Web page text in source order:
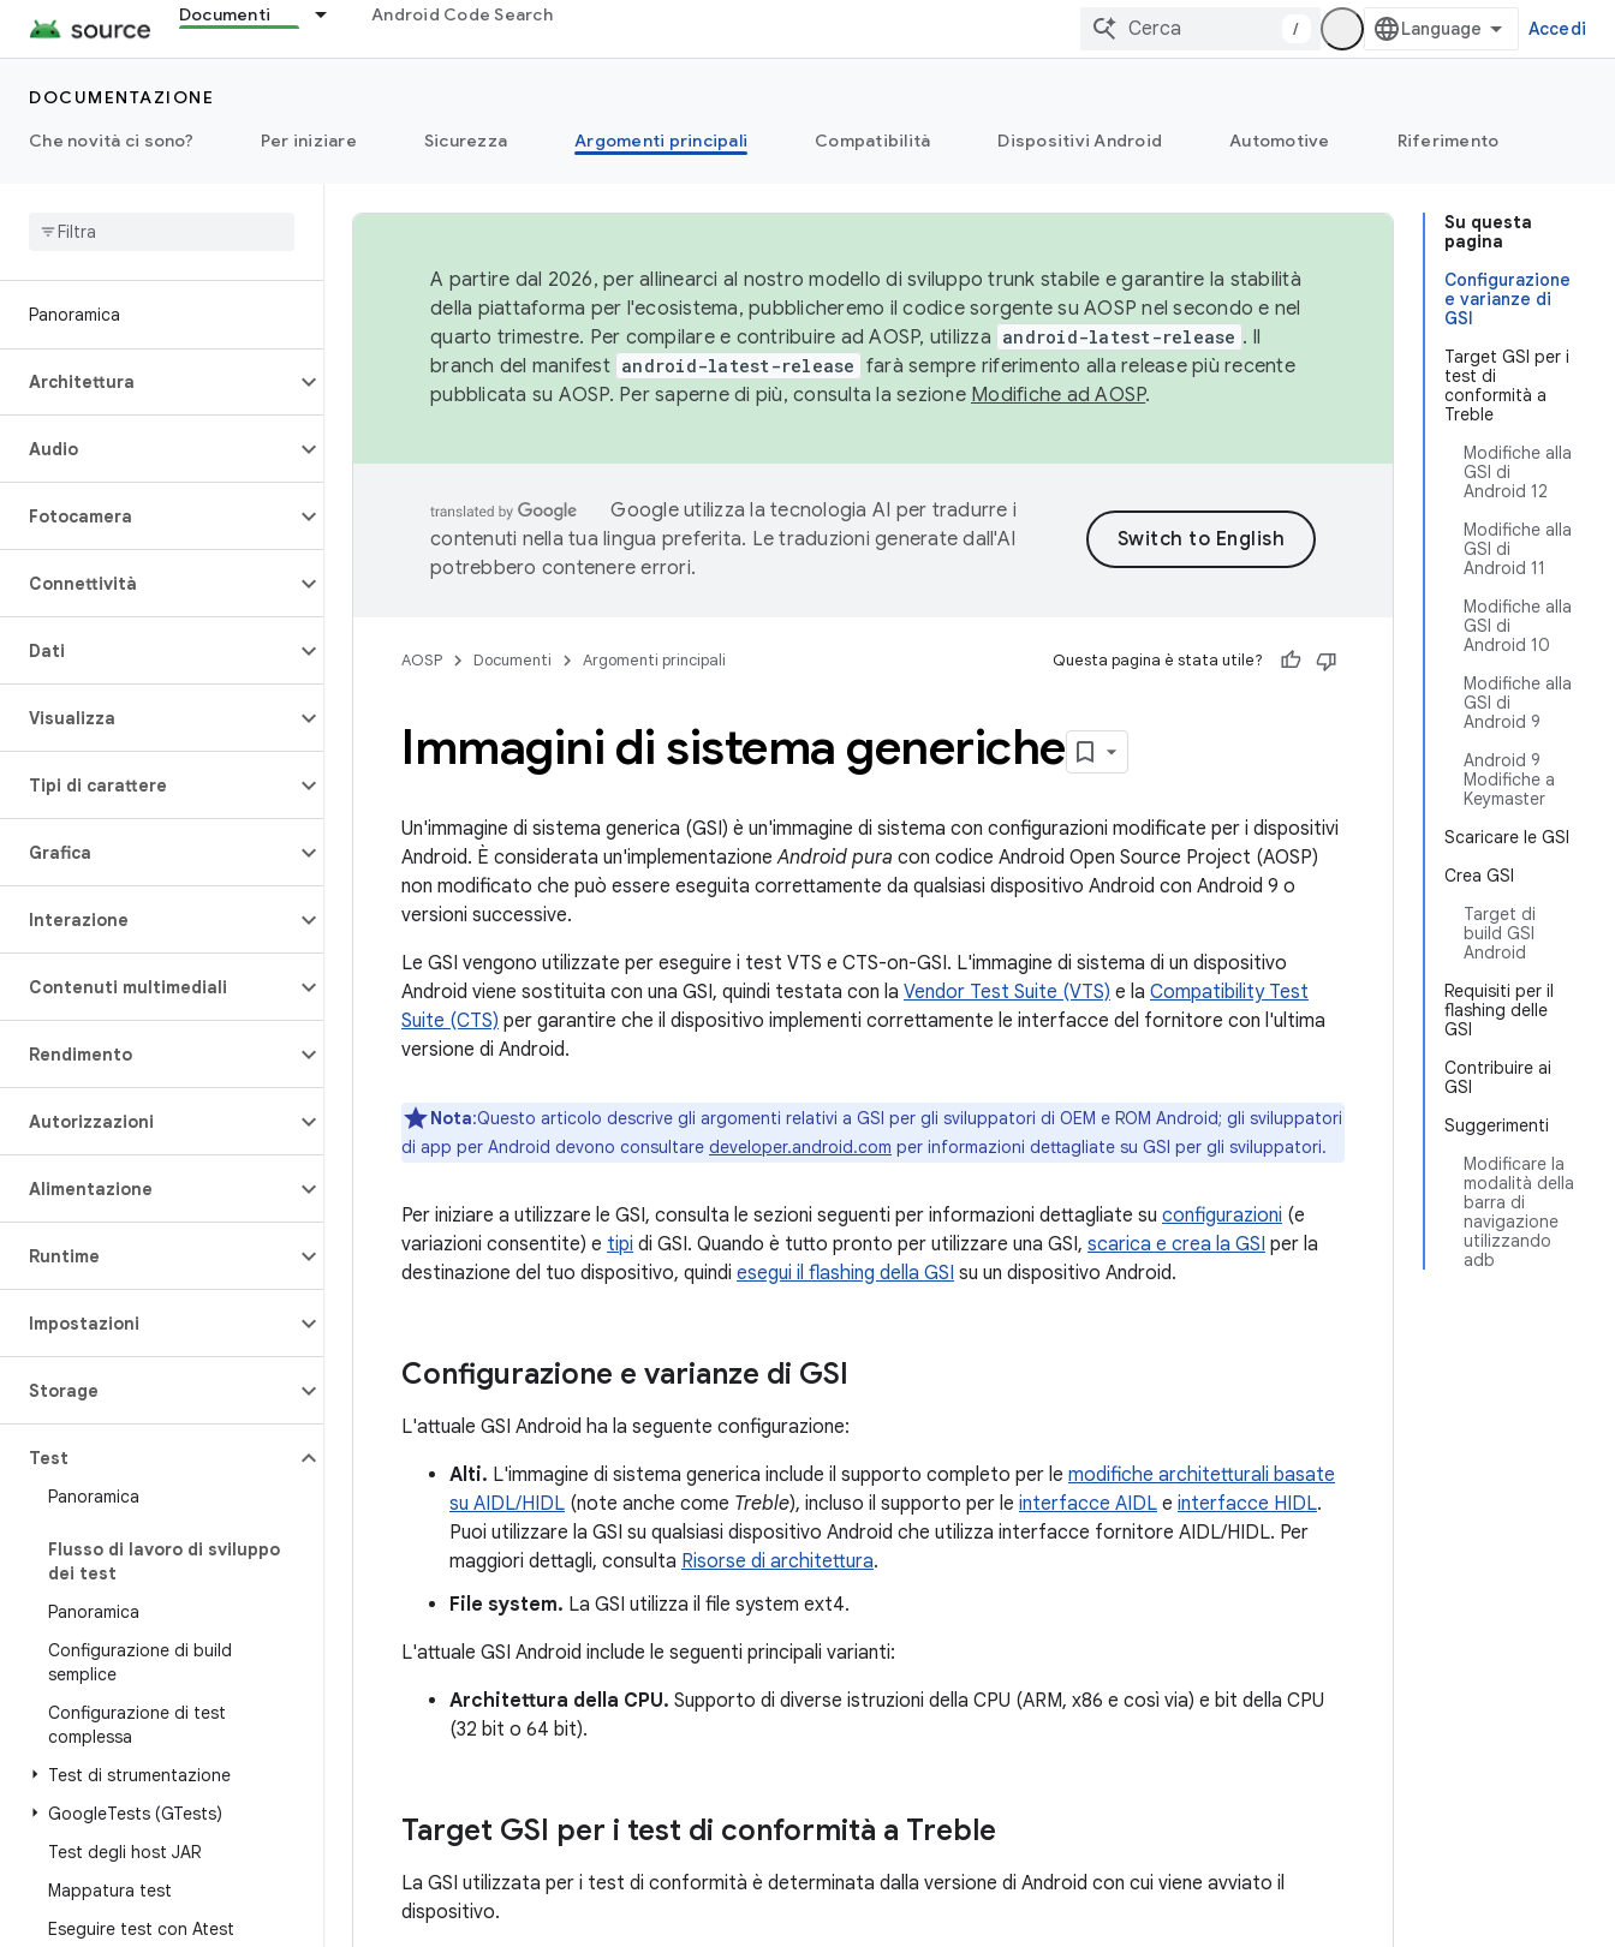
Documenti Android Code Search
/ Accedi
DOCUMENTAZIONE
Che novità ci sono?
Per iniziare Sicurezza Argomenti principali Compatibilità Dispositivi Android Automotive Riferimento
Panoramica
Architettura
Audio
Fotocamera
Connettività
Dati
Visualizza
Tipi di carattere
Grafica
Interazione
Contenuti multimediali
Rendimento
Autorizzazioni
Alimentazione
Runtime
Impostazioni
Storage
Test
Panoramica
Flusso di lavoro di sviluppo
dei test
Panoramica
Configurazione di build
semplice
Configurazione di test
complessa
Test di strumentazione
GoogleTests (GTests)
Test degli host JAR
Mappatura test
Eseguire test con Atest
Su questa
pagina
Configurazione
e varianze di
GSI
Target GSI per i
test di
conformità a
Treble
Modifiche alla
GSI di
Android 12
Modifiche alla
GSI di
Android 11
Modifiche alla
GSI di
Android 10
Modifiche alla
GSI di
Android 9
Android 9
Modifiche a
Keymaster
Scaricare le GSI
Crea GSI
Target di
build GSI
Android
Requisiti per il
flashing delle
GSI
Contribuire ai
GSI
Suggerimenti
Modificare la
modalità della
barra di
navigazione
utilizzando
adb
A partire dal 2026, per allinearci al nostro modello di sviluppo trunk stabile e garantire la stabilità
della piattaforma per l'ecosistema, pubblicheremo il codice sorgente su AOSP nel secondo e nel
quarto trimestre. Per compilare e contribuire ad AOSP, utilizza android-latest-release . Il
branch del manifest android-latest-release farà sempre riferimento alla release più recente
pubblicata su AOSP. Per saperne di più, consulta la sezione Modifiche ad AOSP.
Google utilizza la tecnologia AI per tradurre i
contenuti nella tua lingua preferita. Le traduzioni generate dall'AI
potrebbero contenere errori.
AOSP Documenti Argomenti principali Questa pagina è stata utile?
Immagini di sistema generiche
Un'immagine di sistema generica (GSI) è un'immagine di sistema con configurazioni modificate per i dispositivi
Android. È considerata un'implementazioneAndroid pura con codice Android Open Source Project (AOSP)
non modificato che può essere eseguita correttamente da qualsiasi dispositivo Android con Android 9 o
versioni successive.
Le GSI vengono utilizzate per eseguire i test VTS e CTS-on-GSI. L'immagine di sistema di un dispositivo
Android viene sostituita con una GSI, quindi testata con la Vendor Test Suite (VTS) e la Compatibility Test
Suite (CTS) per garantire che il dispositivo implementi correttamente le interfacce del fornitore con l'ultima
versione di Android.
Nota:Questo articolo descrive gli argomenti relativi a GSI per gli sviluppatori di OEM e ROM Android; gli sviluppatori
di app per Android devono consultare developer.android.com per informazioni dettagliate su GSI per gli sviluppatori.
Per iniziare a utilizzare le GSI, consulta le sezioni seguenti per informazioni dettagliate su configurazioni (e
variazioni consentite) e tipi di GSI. Quando è tutto pronto per utilizzare una GSI, scarica e crea la GSI per la
destinazione del tuo dispositivo, quindi esegui il flashing della GSI su un dispositivo Android.
Configurazione e varianze di GSI
L'attuale GSI Android ha la seguente configurazione:
Alti. L'immagine di sistema generica include il supporto completo per le modifiche architetturali basate
su AIDL/HIDL (note anche come Treble), incluso il supporto per le interfacce AIDL e interfacce HIDL.
Puoi utilizzare la GSI su qualsiasi dispositivo Android che utilizza interfacce fornitore AIDL/HIDL. Per
maggiori dettagli, consulta Risorse di architettura.
File system. La GSI utilizza il file system ext4.
L'attuale GSI Android include le seguenti principali varianti:
Architettura della CPU. Supporto di diverse istruzioni della CPU (ARM, x86 e così via) e bit della CPU
(32 bit o 64 bit).
Target GSI per i test di conformità a Treble
La GSI utilizzata per i test di conformità è determinata dalla versione di Android con cui viene avviato il
dispositivo.